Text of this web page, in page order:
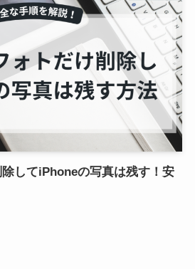
してiPhoneの写真は残す！安